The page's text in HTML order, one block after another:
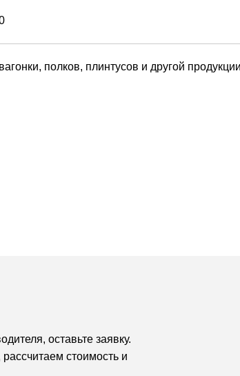
полков, плинтусов и другой
оставьте заявку.
стоимость и